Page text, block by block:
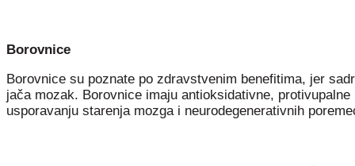
Borovnice
Borovnice su poznate po zdravstvenim benefitima, jer
jača mozak. Borovnice imaju antioksidativne,
usporavanju starenja mozga i neurodegenerativnih